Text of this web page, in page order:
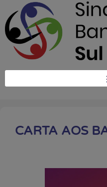
CARTA AOS